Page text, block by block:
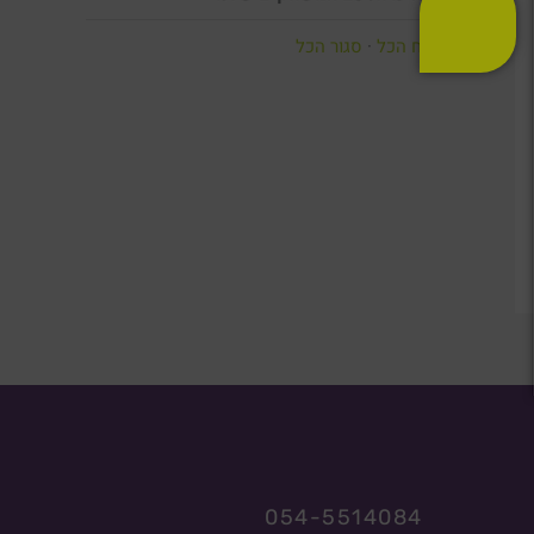
פתח הכל · סגור הכל
054-5514084